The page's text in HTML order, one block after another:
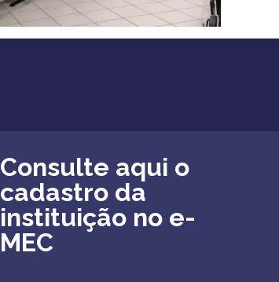
Consulte aqui o
cadastro da
instituição no e-
MEC